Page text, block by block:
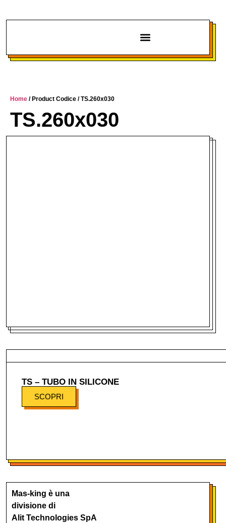
Home / Product Codice / TS.260x030
TS.260x030
TS – TUBO IN SILICONE
SCOPRI
Mas-king è una
divisione di
Alit Technologies SpA